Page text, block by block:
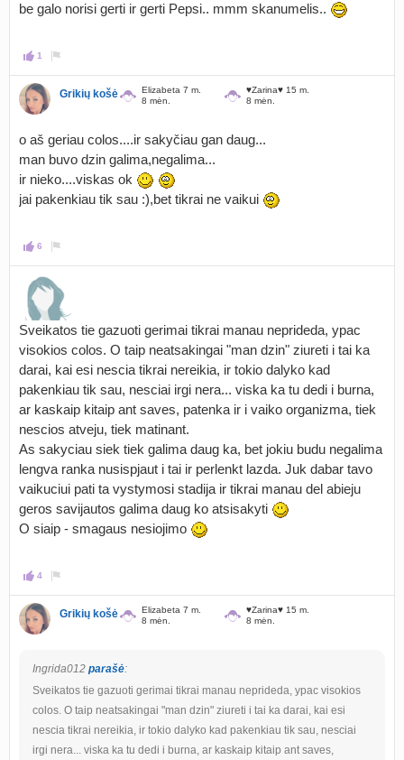
be galo norisi gerti ir gerti Pepsi.. mmm skanumelis..
1
Grikių košė
Elizabeta 7 m.
8 mėn.
♥Zarina♥ 15 m.
8 mėn.
o aš geriau colos....ir sakyčiau gan daug...
man buvo dzin galima,negalima...
ir nieko....viskas ok
jai pakenkiau tik sau :),bet tikrai ne vaikui
6
Sveikatos tie gazuoti gerimai tikrai manau neprideda, ypac
visokios colos. O taip neatsakingai "man dzin" ziureti i tai ka
darai, kai esi nescia tikrai nereikia, ir tokio dalyko kad
pakenkiau tik sau, nesciai irgi nera... viska ka tu dedi i burna,
ar kaskaip kitaip ant saves, patenka ir i vaiko organizma, tiek
nescios atveju, tiek matinant.
As sakyciau siek tiek galima daug ka, bet jokiu budu negalima
lengva ranka nusispjaut i tai ir perlenkt lazda. Juk dabar tavo
vaikuciui pati ta vystymosi stadija ir tikrai manau del abieju
geros savijautos galima daug ko atsisakyti
O siaip - smagaus nesiojimo
4
Grikių košė
Elizabeta 7 m.
8 mėn.
♥Zarina♥ 15 m.
8 mėn.
Ingrida012 parašė:
Sveikatos tie gazuoti gerimai tikrai manau neprideda, ypac visokios
colos. O taip neatsakingai "man dzin" ziureti i tai ka darai, kai esi
nescia tikrai nereikia, ir tokio dalyko kad pakenkiau tik sau, nesciai
irgi nera... viska ka tu dedi i burna, ar kaskaip kitaip ant saves,